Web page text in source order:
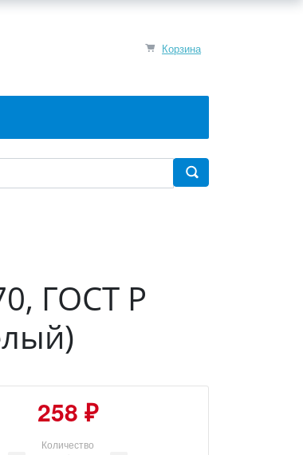
Корзина
ГОСТ Р
258 ₽
Количество